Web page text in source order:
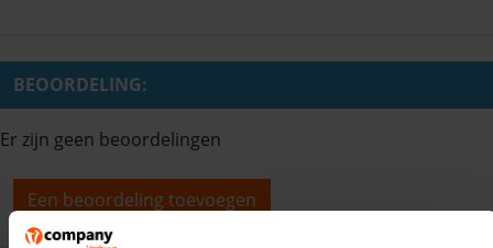
BEOORDELING:
Er zijn geen beoordelingen
Een beoordeling toevoegen